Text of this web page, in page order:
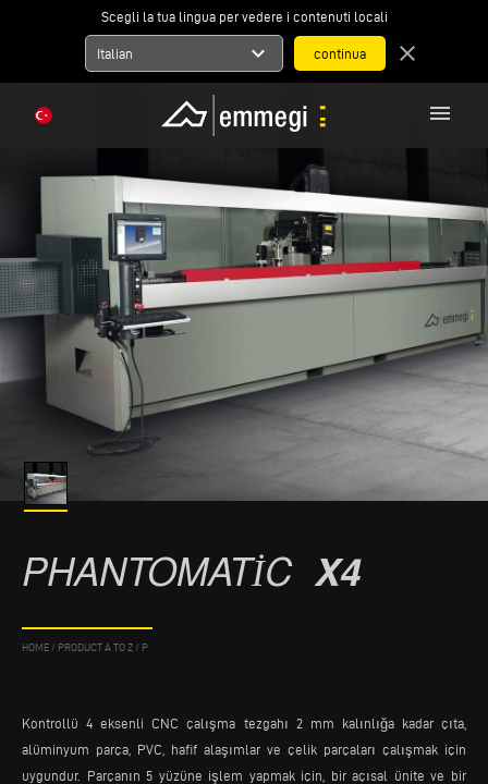
Scegli la tua lingua per vedere i contenuti locali
Italian expand_more close
menu
PHANTOMATIC X4
HOME / PRODUCT A TO Z / P
Kontrollü 4 eksenli CNC çalışma tezgahı 2 mm kalınlığa kadar çıta,
alüminyum parça, PVC, hafif alaşımlar ve çelik parçaları çalışmak için
uygundur. Parçanın 5 yüzüne işlem yapmak için, bir açısal ünite ve bir